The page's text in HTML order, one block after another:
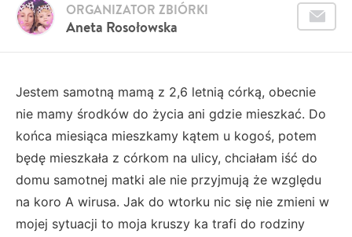
Aneta Rosołowska
ORGANIZATOR ZBIÓRKI
Jestem samotną mamą z 2,6 letnią córką, obecnie
nie mamy środków do życia ani gdzie mieszkać. Do
końca miesiąca mieszkamy kątem u kogoś, potem
będę mieszkała z córkom na ulicy, chciałam iść do
domu samotnej matki ale nie przyjmują że względu
na koro A wirusa. Jak do wtorku nic się nie zmieni w
mojej sytuacji to moja kruszy ka trafi do rodziny